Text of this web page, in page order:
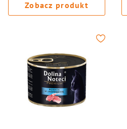
Zobacz produkt